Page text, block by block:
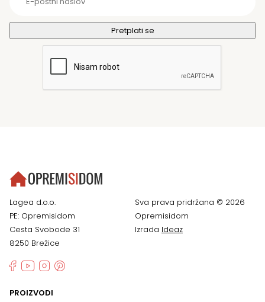
Lagea d.o.o.
PE: Opremisidom
Cesta Svobode 31
8250 Brežice
Sva prava pridržana © 2026
Opremisidom
Izrada Ideaz
PROIZVODI